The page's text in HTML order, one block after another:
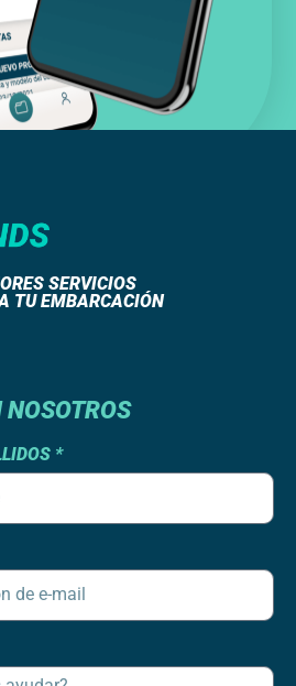
SERVICIOS
TU EMBARCACIÓN
*